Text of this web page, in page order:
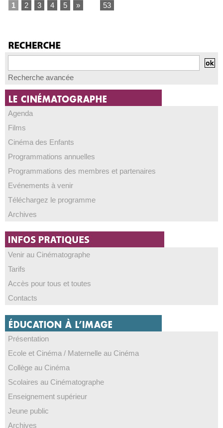
1 2 3 4 5 » 53
Recherche avancée
Agenda
Films
Cinéma des Enfants
Programmations annuelles
Programmations des membres et partenaires
Evénements à venir
Téléchargez le programme
Archives
Venir au Cinématographe
Tarifs
Accès pour tous et toutes
Contacts
Présentation
Ecole et Cinéma / Maternelle au Cinéma
Collège au Cinéma
Scolaires au Cinématographe
Enseignement supérieur
Jeune public
Archives